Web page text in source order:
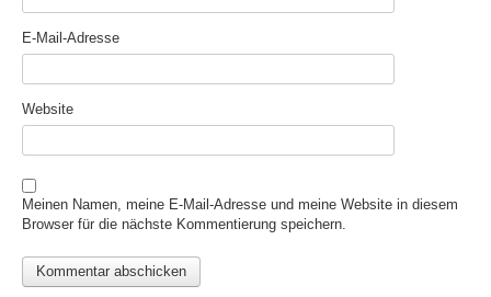
E-Mail-Adresse
Website
Meinen Namen, meine E-Mail-Adresse und meine Website in diesem
Browser für die nächste Kommentierung speichern.